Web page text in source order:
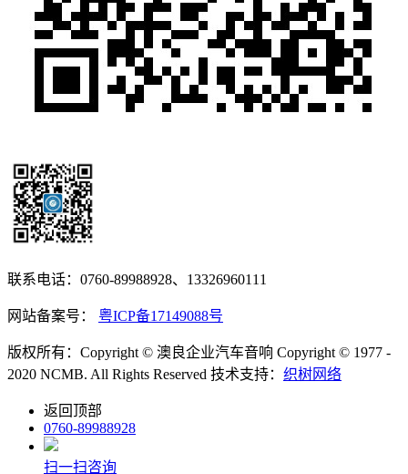
联系电话：0760-89988928、13326960111
网站备案号： 粤ICP备17149088号
版权所有：Copyright © 澳良企业汽车音响 Copyright © 1977 -
2020 NCMB. All Rights Reserved 技术支持： 织树网络
返回顶部
0760-89988928
扫一扫咨询